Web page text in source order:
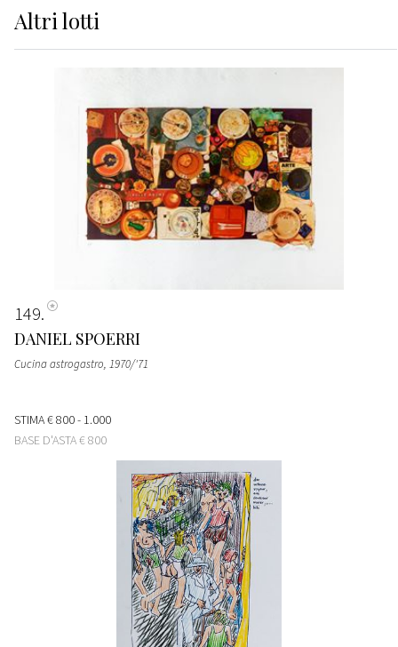
Altrilotti
149
DANIEL SPOERRI
Cucina astrogastro, 1970/'71
STIMA€ 800 - 1.000
BASE D'ASTA€ 800